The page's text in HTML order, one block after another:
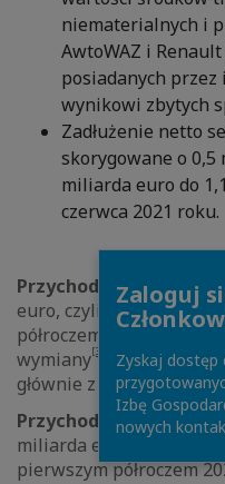
niematerialnych i
AwtoWAZ i
posiadanych
wynikowi zbytych
Zadłużenie netto
skorygowane o 0,5
miliarda euro do
czerwca 2021 roku.
Przychody Grupy
euro, czyli o 0,3%
półroczem 2021. Przy
wymiany[3]
wzrosły o
głównie z silną
Przychody sektora
miliarda euro (wzrost o
pierwszym półroczem
Zaloguj
Zyskaj dostęp
Izbę
nowych